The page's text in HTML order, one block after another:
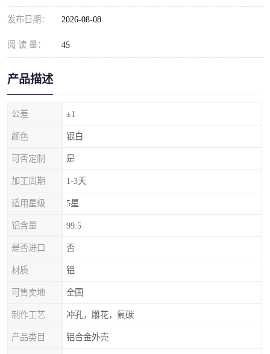
发布日期： 2026-08-08
阅 读 量： 45
产品描述
公差 ±1
颜色 银白
可否定制 是
加工周期 1-3天
适用星级 5星
铝含量 99.5
是否进口 否
材质 铝
可售卖地 全国
制作工艺 冲孔，雕花，氟碳
产品类目 铝合金外壳